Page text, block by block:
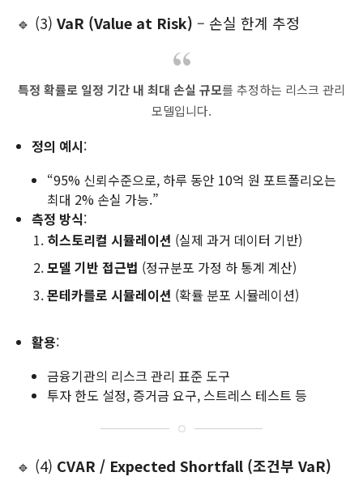
🔹 (3) VaR (Value at Risk) – 손실 한계 추정
특정 확률로 일정 기간 내 최대 손실 규모를 추정하는 리스크 관리
모델입니다.
정의 예시:
“95% 신뢰수준으로, 하루 동안 10억 원 포트폴리오는
최대 2% 손실 가능.”
측정 방식:
히스토리컬 시뮬레이션 (실제 과거 데이터 기반)
모델 기반 접근법 (정규분포 가정 하 통계 계산)
몬테카를로 시뮬레이션 (확률 분포 시뮬레이션)
활용:
금융기관의 리스크 관리 표준 도구
투자 한도 설정, 증거금 요구, 스트레스 테스트 등
🔹 (4) CVAR / Expected Shortfall (조건부 VaR)